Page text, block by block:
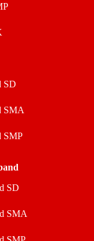
SD
SMA
SMP
SD
SMA